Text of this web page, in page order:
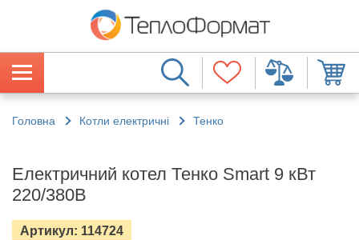
Головна Котли електричні Тенко
Електричний котел Тенко Smart 9 кВт
220/380В
Артикул: 114724